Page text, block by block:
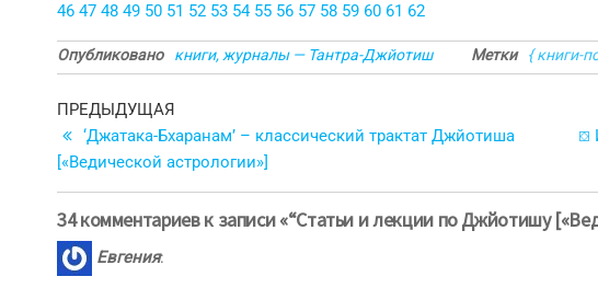
46 47 48 49 50 51 52 53 54 55 56 57 58 59 60 61 62
Опубликовано книги, журналы — Тантра-Джйотиш Метки { книги-
Навигация
по
записям
Предыдущая
запись
ПРЕДЫДУЩАЯ
‘Джатака-Бхаранам’ – классический трактат Джйотиша
[«Ведической астрологии»]
⛋
34 комментариев к записи «“Статьи и лекции по Джйотишу
Евгения: